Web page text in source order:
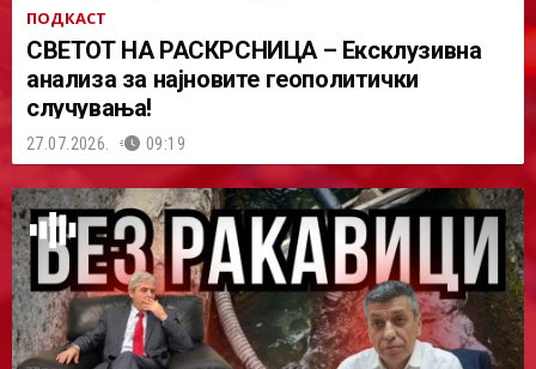
ПОДКАСТ
СВЕТОТ НА РАСКРСНИЦА – Ексклузивна
анализа за најновите геополитички
случувања!
27.07.2026. 09:19